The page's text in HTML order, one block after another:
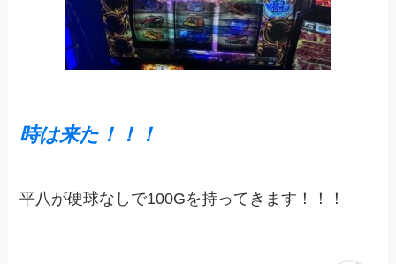
時は来た！！！
平八が硬球なしで100Gを持ってきます！！！